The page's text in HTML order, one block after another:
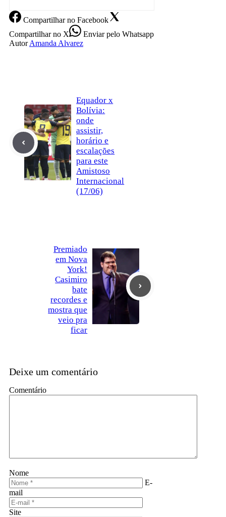
Compartilharno Facebook
Compartilharno X Enviarpelo Whatsapp
Autor Amanda Alvarez
Equador x
Bolívia:
onde
assistir,
horário e
escalações
para este
Amistoso
Internacional
(17/06)
Premiado
em Nova
York!
Casimiro
bate
recordes e
mostra que
veio pra
ficar
Deixe um comentário
Comentário
Nome
E-
mail
Site